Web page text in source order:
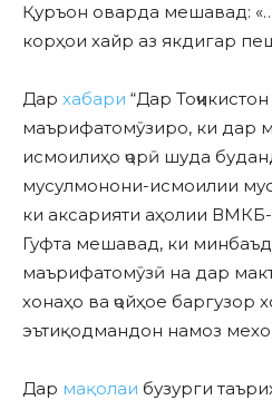
Қуръон оварда мешавад:
корҳои хайр аз якдигар
Дар хабари “Дар
маърифатомӯзиро, ки дар
исмоилиҳо ҷорӣ шуда
мусулмонони-исмоилии
ки аксарияти аҳолии
Гуфта мешавад, ки
маърифатомӯзӣ на дар
хонаҳо ва ҷойҳое баргузор
эътиқодмандон намоз
Дар мақолаи бузурги